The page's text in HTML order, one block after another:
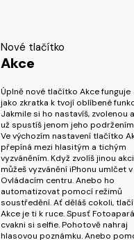
Nové tlačítko
Akce
Úplně nové tlačítko Akce funguje
jako zkratka k tvojí oblíbené
Jakmile si ho nastavíš, zvolenou
už spustíš jenom jeho
Ve výchozím nastavení tlačítko
přepíná mezi hlasitým a tichým
vyzváněním. Když zvolíš jinou
můžeš vyzvánění iPhonu umlčet v
Ovládacím centru. Anebo ho
automatizovat pomocí režimů
soustředění. Ať děláš cokoli,
Akce je ti k ruce. Spusť
cvakni si selfie. Pohotově nahraj
hlasovou poznámku. Anebo